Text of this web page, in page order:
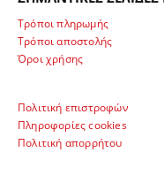
Τρόποι πληρωμής
Τρόποι αποστολής
Όροι χρήσης
Πολιτική επιστροφών
Πληροφορίες cookies
Πολιτική απορρήτου